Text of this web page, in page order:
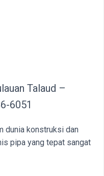
Talaud –
6051
dunia konstruksi dan
pipa yang tepat sangat